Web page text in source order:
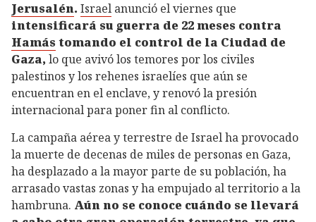
Jerusalén. Israel anunció el viernes que
intensificará su guerra de 22 meses contra
Hamás tomando el control de la Ciudad de
Gaza, lo que avivó los temores por los civiles
palestinos y los rehenes israelíes que aún se
encuentran en el enclave, y renovó la presión
internacional para poner fin al conflicto.
La campaña aérea y terrestre de Israel ha provocado
la muerte de decenas de miles de personas en Gaza,
ha desplazado a la mayor parte de su población, ha
arrasado vastas zonas y ha empujado al territorio a la
hambruna. Aún no se conoce cuándo se llevará